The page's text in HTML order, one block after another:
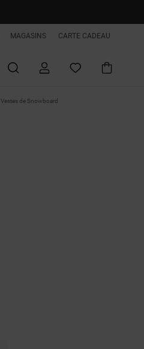
MAGASINS CARTE CADEAU
Vestes de Snowboard